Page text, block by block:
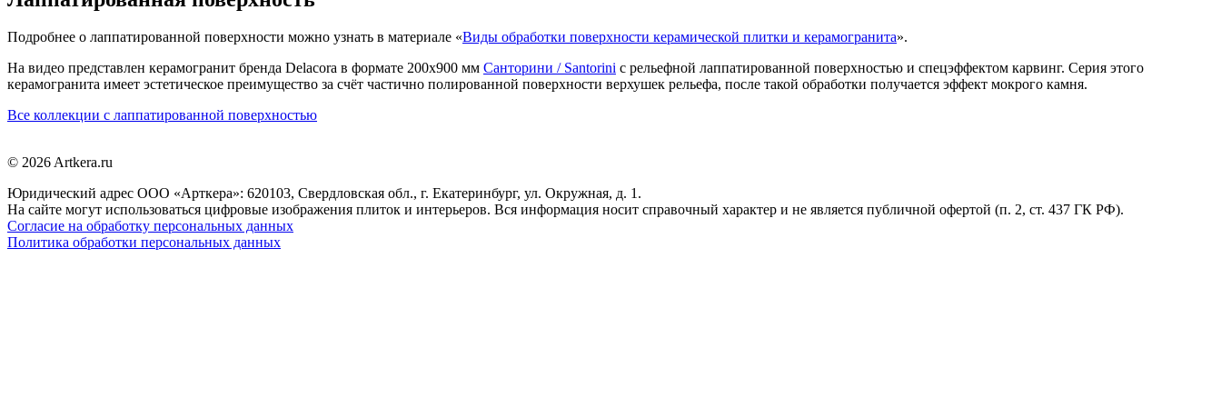
Подробнее о лаппатированной поверхности можно узнать в материале «Виды обработки поверхности керамической плитки и керамогранита».
На видео представлен керамогранит бренда Delacora в формате 200x900 мм Санторини / Santorini с рельефной лаппатированной поверхностью и спецэффектом карвинг. Серия этого
керамогранита имеет эстетическое преимущество за счёт частично полированной поверхности верхушек рельефа, после такой обработки получается эффект мокрого камня.
Все коллекции с лаппатированной поверхностью
© 2026 Artkera.ru
Юридический адрес ООО «Арткера»: 620103, Свердловская обл., г. Екатеринбург, ул. Окружная, д. 1.
На сайте могут использоваться цифровые изображения плиток и интерьеров. Вся информация носит справочный характер и не является публичной офертой (п. 2, ст. 437 ГК РФ).
Согласие на обработку персональных данных
Политика обработки персональных данных